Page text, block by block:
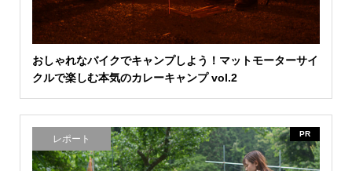
おしゃれなバイクでキャンプしよう！マットモーターサイ
クルで楽しむ本気のカレーキャンプ vol.2
レポート PR